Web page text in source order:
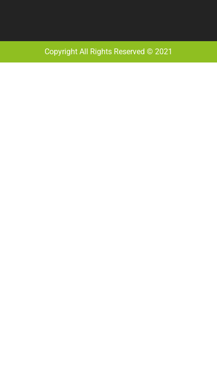
Copyright All Rights Reserved © 2021